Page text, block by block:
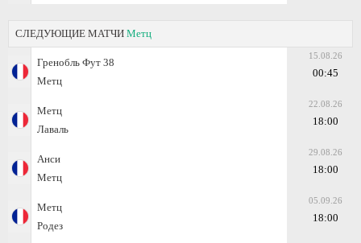
СЛЕДУЮЩИЕ МАТЧИ Метц
Гренобль Фут 38
Метц
15.08.26
00:45
Метц
Лаваль
22.08.26
18:00
Анси
Метц
29.08.26
18:00
Метц
Родез
05.09.26
18:00